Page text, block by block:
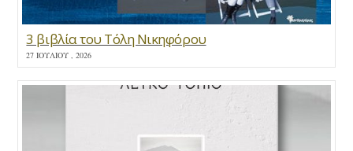
3 βιβλία του Τόλη Νικηφόρου
27 ΙΟΥΛΊΟΥ , 2026